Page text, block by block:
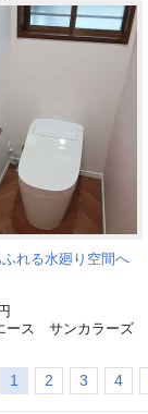
れる水廻り空間へ
ース サンカラーズ
1 2 3 4